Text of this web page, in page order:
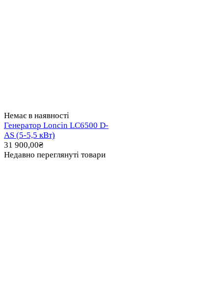
Немає в наявності
Генератор Loncin LC6500 D-
AS (5-5,5 кВт)
31 900,00₴
Недавно переглянуті товари